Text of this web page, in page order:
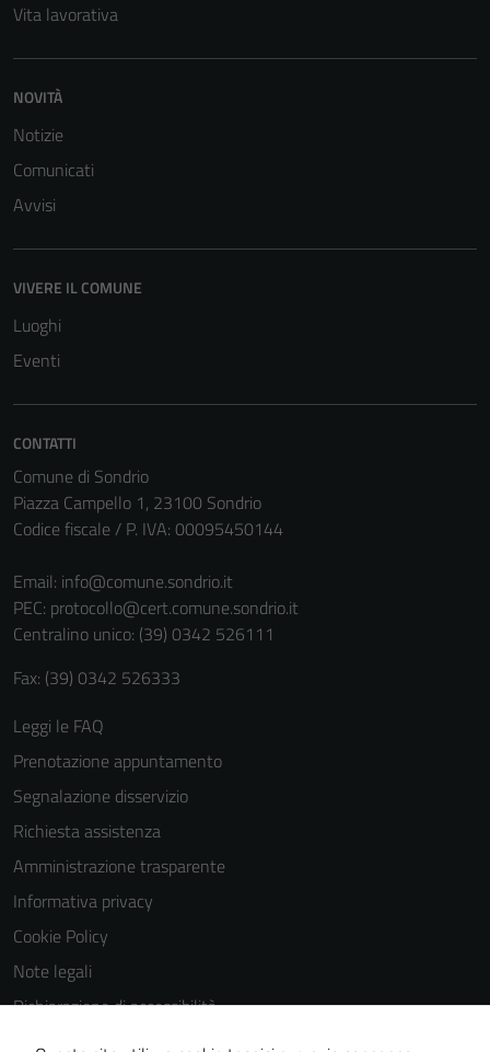
Vita lavorativa
NOVITÀ
Notizie
Comunicati
Avvisi
VIVERE IL COMUNE
Luoghi
Eventi
CONTATTI
Comune di Sondrio
Piazza Campello 1, 23100 Sondrio
Codice fiscale / P. IVA: 00095450144
Email: info@comune.sondrio.it
PEC: protocollo@cert.comune.sondrio.it
Centralino unico: (39) 0342 526111
Fax: (39) 0342 526333
Leggi le FAQ
Prenotazione appuntamento
Segnalazione disservizio
Richiesta assistenza
Amministrazione trasparente
Informativa privacy
Cookie Policy
Note legali
Dichiarazione di accessibilità
Dichiarazione di accessibilità Servizi
Tecnici